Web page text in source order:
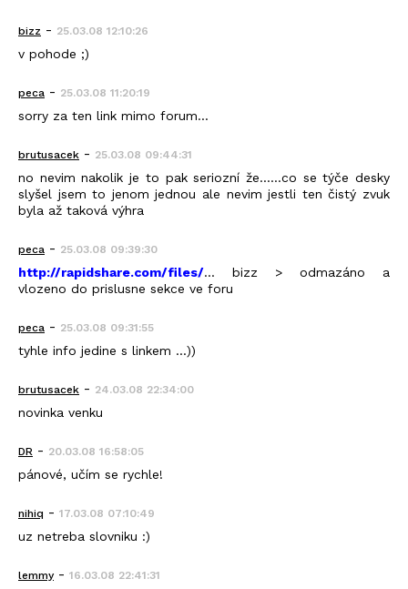
bizz - 25.03.08 12:10:26
v pohode ;)
peca - 25.03.08 11:20:19
sorry za ten link mimo forum...
brutusacek - 25.03.08 09:44:31
no nevim nakolik je to pak seriozní že......co se týče desky
slyšel jsem to jenom jednou ale nevim jestli ten čistý zvuk
byla až taková výhra
peca - 25.03.08 09:39:30
http://rapidshare.com/files/... bizz > odmazáno a
vlozeno do prislusne sekce ve foru
peca - 25.03.08 09:31:55
tyhle info jedine s linkem ...))
brutusacek - 24.03.08 22:34:00
novinka venku
DR - 20.03.08 16:58:05
pánové, učím se rychle!
nihiq - 17.03.08 07:10:49
uz netreba slovniku :)
lemmy - 16.03.08 22:41:31